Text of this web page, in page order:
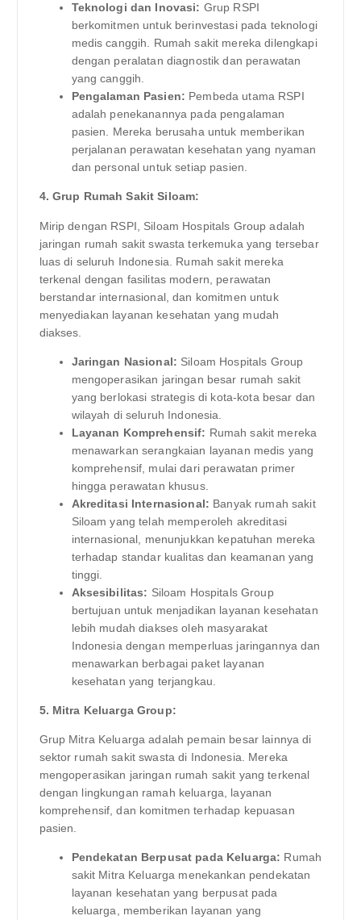
Teknologi dan Inovasi: Grup RSPI
berkomitmen untuk berinvestasi pada teknologi
medis canggih. Rumah sakit mereka dilengkapi
dengan peralatan diagnostik dan perawatan
yang canggih.
Pengalaman Pasien: Pembeda utama RSPI
adalah penekanannya pada pengalaman
pasien. Mereka berusaha untuk memberikan
perjalanan perawatan kesehatan yang nyaman
dan personal untuk setiap pasien.
4. Grup Rumah Sakit Siloam:
Mirip dengan RSPI, Siloam Hospitals Group adalah
jaringan rumah sakit swasta terkemuka yang tersebar
luas di seluruh Indonesia. Rumah sakit mereka
terkenal dengan fasilitas modern, perawatan
berstandar internasional, dan komitmen untuk
menyediakan layanan kesehatan yang mudah
diakses.
Jaringan Nasional: Siloam Hospitals Group
mengoperasikan jaringan besar rumah sakit
yang berlokasi strategis di kota-kota besar dan
wilayah di seluruh Indonesia.
Layanan Komprehensif: Rumah sakit mereka
menawarkan serangkaian layanan medis yang
komprehensif, mulai dari perawatan primer
hingga perawatan khusus.
Akreditasi Internasional: Banyak rumah sakit
Siloam yang telah memperoleh akreditasi
internasional, menunjukkan kepatuhan mereka
terhadap standar kualitas dan keamanan yang
tinggi.
Aksesibilitas: Siloam Hospitals Group
bertujuan untuk menjadikan layanan kesehatan
lebih mudah diakses oleh masyarakat
Indonesia dengan memperluas jaringannya dan
menawarkan berbagai paket layanan
kesehatan yang terjangkau.
5. Mitra Keluarga Group:
Grup Mitra Keluarga adalah pemain besar lainnya di
sektor rumah sakit swasta di Indonesia. Mereka
mengoperasikan jaringan rumah sakit yang terkenal
dengan lingkungan ramah keluarga, layanan
komprehensif, dan komitmen terhadap kepuasan
pasien.
Pendekatan Berpusat pada Keluarga: Rumah
sakit Mitra Keluarga menekankan pendekatan
layanan kesehatan yang berpusat pada
keluarga, memberikan layanan yang